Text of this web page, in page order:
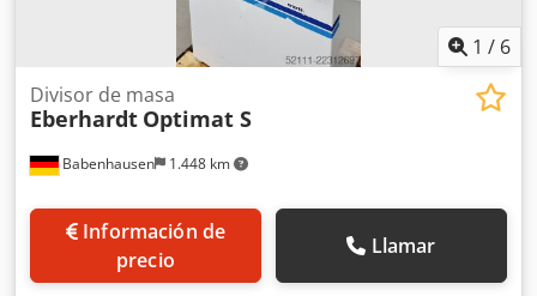
Servicio de entrega Contrato de mantenimiento Caja
electrónica Asistencia para la instalación y puesta en
1 / 6
Babenhausen 1.448 km
Divisor de masa
Eberhardt Optimat S
Información de
precio
Llamar